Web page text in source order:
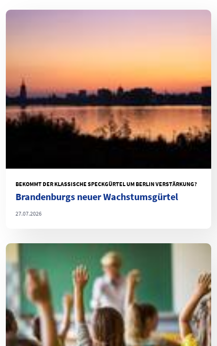
BEKOMMT DER KLASSISCHE SPECKGÜRTEL UM BERLIN VERSTÄRKUNG?
Brandenburgs neuer Wachstumsgürtel
27.07.2026